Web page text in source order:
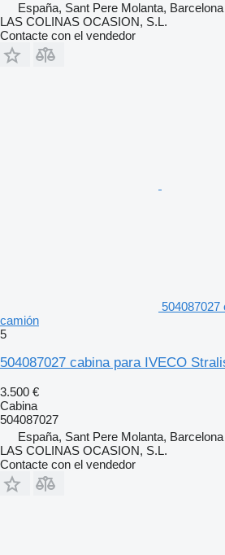
España, Sant Pere Molanta, Barcelona
LAS COLINAS OCASION, S.L.
Contacte con el vendedor
504087027
camión
5
504087027 cabina para IVECO
3.500 €
Cabina
504087027
España, Sant Pere Molanta, Barcelona
LAS COLINAS OCASION, S.L.
Contacte con el vendedor